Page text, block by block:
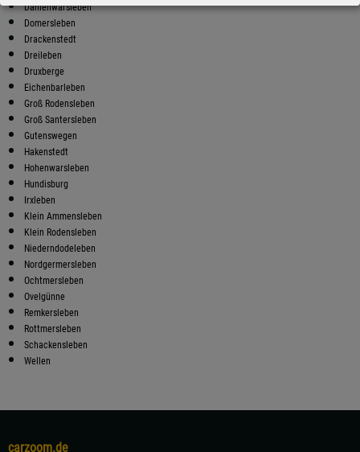
Dahlenwarsleben
Domersleben
Drackenstedt
Dreileben
Druxberge
Eichenbarleben
Groß Rodensleben
Groß Santersleben
Gutenswegen
Hakenstedt
Hohenwarsleben
Hundisburg
Irxleben
Klein Ammensleben
Klein Rodensleben
Niederndodeleben
Nordgermersleben
Ochtmersleben
Ovelgünne
Remkersleben
Rottmersleben
Schackensleben
Wellen
carzoom.de